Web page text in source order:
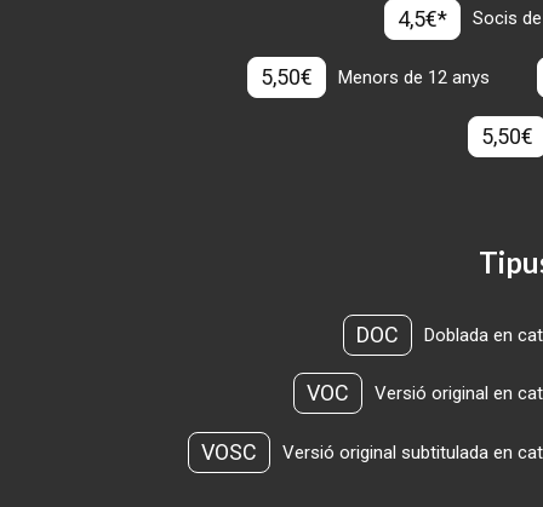
4,5€* Socis
5,50€ Menors de 12 anys
5,50€
DOC Doblada en
VOC Versió original en
VOSC Versió original subtitulada en